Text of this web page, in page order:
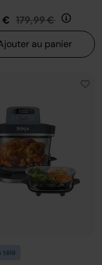
€ Prix réduit de
179,99 € au
au panier
télé